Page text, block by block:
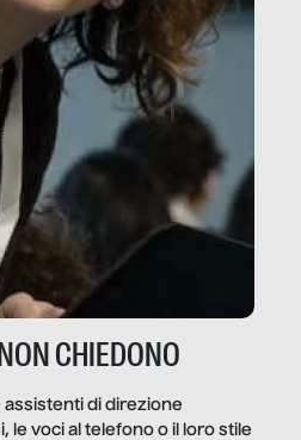
CHIEDONO
assistenti di direzione
le voci al telefono o il loro stile